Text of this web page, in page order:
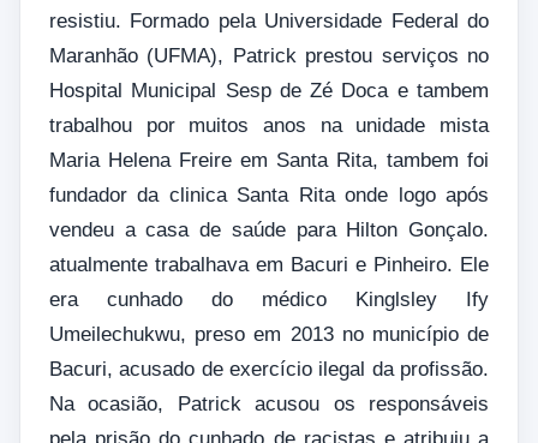
resistiu. Formado pela Universidade Federal do
Maranhão (UFMA), Patrick prestou serviços no
Hospital Municipal Sesp de Zé Doca e tambem
trabalhou por muitos anos na unidade mista
Maria Helena Freire em Santa Rita, tambem foi
fundador da clinica Santa Rita onde logo após
vendeu a casa de saúde para Hilton Gonçalo.
atualmente trabalhava em Bacuri e Pinheiro. Ele
era cunhado do médico Kinglsley Ify
Umeilechukwu, preso em 2013 no município de
Bacuri, acusado de exercício ilegal da profissão.
Na ocasião, Patrick acusou os responsáveis